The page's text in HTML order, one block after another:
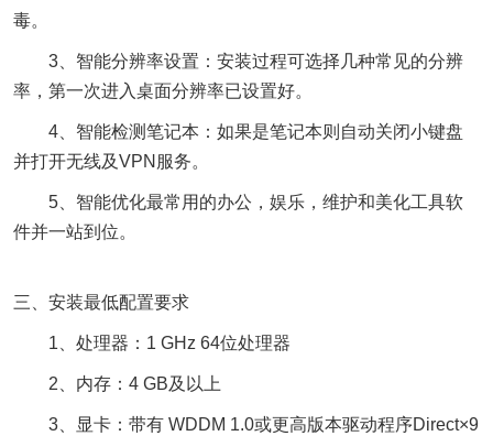
毒。
3、智能分辨率设置：安装过程可选择几种常见的分辨
率，第一次进入桌面分辨率已设置好。
4、智能检测笔记本：如果是笔记本则自动关闭小键盘
并打开无线及VPN服务。
5、智能优化最常用的办公，娱乐，维护和美化工具软
件并一站到位。
三、安装最低配置要求
1、处理器：1 GHz 64位处理器
2、内存：4 GB及以上
3、显卡：带有 WDDM 1.0或更高版本驱动程序Direct×9